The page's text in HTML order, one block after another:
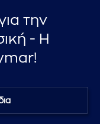
την
- Η